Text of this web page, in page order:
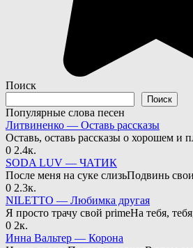
Поиск
Поиск
Популярные слова песен
Литвиненко — Оставь рассказы
Оставь, оставь рассказы о хорошем и
0 2.4к.
SODA LUV — ЧАТИК
После меня на суке слизьПодвинь
0 2.3к.
NILETTO — Любимка другая
Я просто трачу свой primeНа тебя,
0 2к.
Инна Вальтер — Корона